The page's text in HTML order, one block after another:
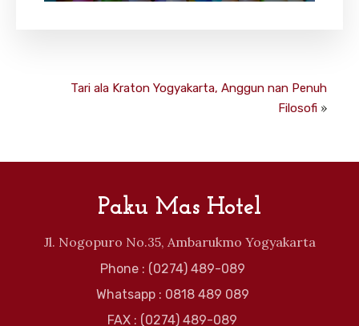
Tari ala Kraton Yogyakarta, Anggun nan Penuh
Filosofi »
Paku Mas Hotel
Jl. Nogopuro No.35, Ambarukmo Yogyakarta
Phone : (0274) 489-089
Whatsapp : 0818 489 089
FAX : (0274) 489-089